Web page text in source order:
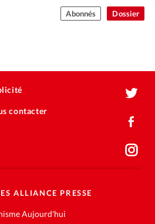
Dossier
Abonnés
contacter
ALLIANCE PRESSE
Aujourd'hui